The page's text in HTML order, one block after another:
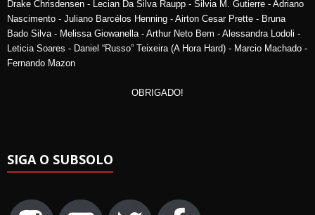
Drake Chrisdensen - Lecian Da Silva Raupp - Silvia M. Gutierre - Adriano
Nascimento - Juliano Barcélos Henning - Airton Cesar Prette - Bruna
Bado Silva - Melissa Giowanella - Arthur Neto Bem - Alessandra Lodoli -
Leticia Soares - Daniel “Russo” Teixeira (A Hora Hard) - Marcio Machado -
Fernando Mazon
OBRIGADO!
SIGA O SUBSOLO